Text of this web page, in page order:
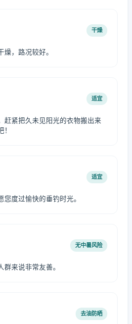
干燥
燥，路况较好。
适宜
赶紧把久未见阳光的衣物搬出来
适宜
您度过愉快的垂钓时光。
无中暑风险
群来说非常友善。
去油防晒